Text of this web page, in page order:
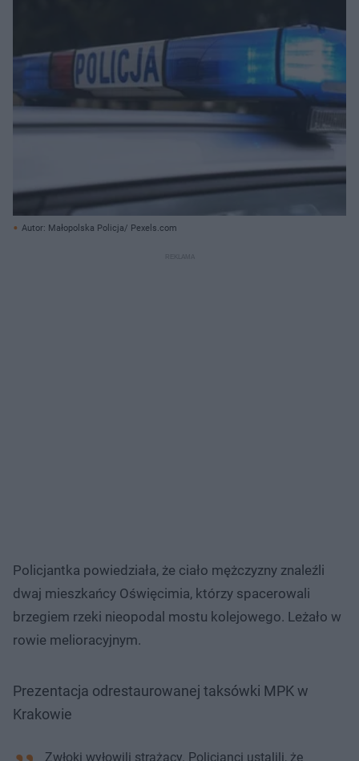
Autor: Małopolska Policja/ Pexels.com
Policjantka powiedziała, że ciało mężczyzny znaleźli
dwaj mieszkańcy Oświęcimia, którzy spacerowali
brzegiem rzeki nieopodal mostu kolejowego. Leżało w
rowie melioracyjnym.
Prezentacja odrestaurowanej taksówki MPK w
Krakowie
Zwłoki wyłowili strażacy. Policjanci ustalili, że